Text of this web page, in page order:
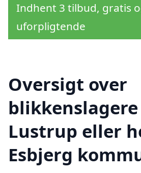
Indhent 3 tilbud, gratis
uforpligtende
Oversigt over
Lustrup eller
Esbjerg